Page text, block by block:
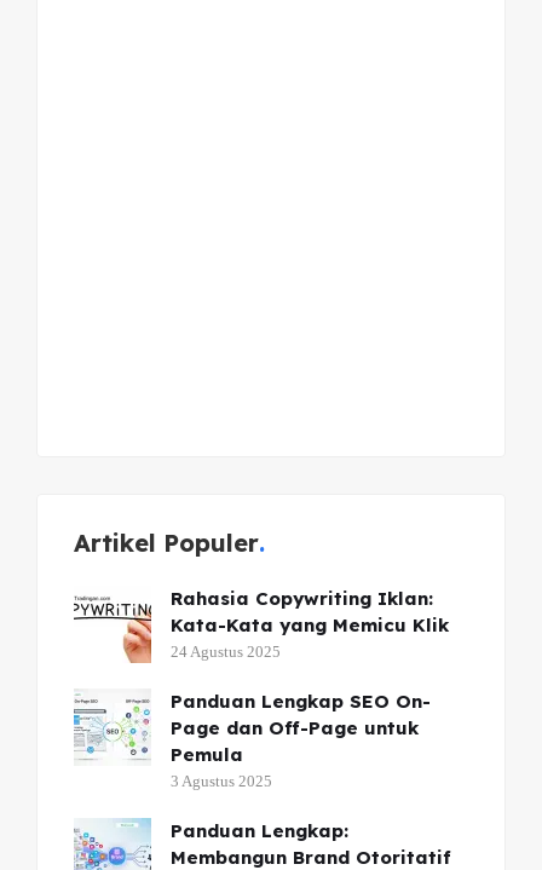
Artikel Populer
Rahasia Copywriting Iklan:
Kata-Kata yang Memicu Klik
24 Agustus 2025
Panduan Lengkap SEO On-
Page dan Off-Page untuk
Pemula
3 Agustus 2025
Panduan Lengkap:
Membangun Brand Otoritatif